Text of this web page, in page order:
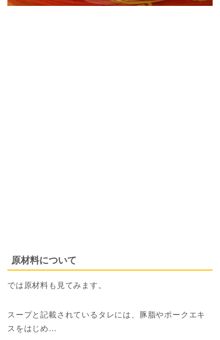
原材料について
では原材料も見てみます。
スープと記載されているタレには、豚脂やポークエキ
スをはじめ…